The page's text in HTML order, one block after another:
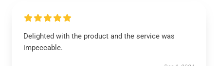
Delighted with the product and the service was
impeccable.